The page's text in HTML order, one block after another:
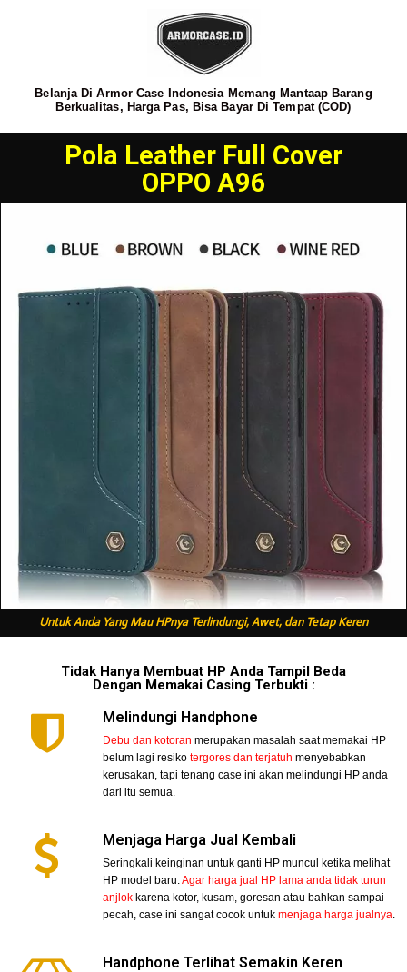
Belanja Di Armor Case Indonesia Memang Mantaap Barang
Berkualitas, Harga Pas, Bisa Bayar Di Tempat (COD)
Pola Leather Full Cover
OPPO A96
Untuk Anda Yang Mau HPnya Terlindungi, Awet, dan Tetap Keren
Tidak Hanya Membuat HP Anda Tampil Beda
Dengan Memakai Casing Terbukti :
Melindungi Handphone
Debu dan kotoran merupakan masalah saat memakai HP
belum lagi resiko tergores dan terjatuh menyebabkan
kerusakan, tapi tenang case ini akan melindungi HP anda
dari itu semua.
Menjaga Harga Jual Kembali
Seringkali keinginan untuk ganti HP muncul ketika melihat
HP model baru.Agar harga jual HP lama anda tidak turun
anjlok karena kotor, kusam, goresan atau bahkan sampai
pecah, case ini sangat cocok untukmenjaga harga jualnya.
Handphone Terlihat Semakin Keren